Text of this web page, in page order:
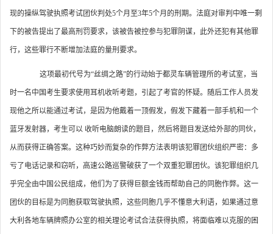
现的操纵驾驶执照考试团伙判处5个月至3年5个月的刑期。法庭对审判中唯一剩
下的被告提出了最高刑罚要求，该被告被控参与犯罪阴谋，此外还犯有其他罪
行，这些罪行不断增加法庭的量刑要求。
这项最初代号为“丝绸之路”的行动始于都灵车辆管理所的考试室，当
时一名中国考生要求使用耳机收听考题，引起了考官的怀疑。随后工作人员发
现他之所以能通过考试，是因为他戴着一顶假发，假发下藏着一部手机和一个
蓝牙发射器，考生可以 收听电脑朗读的题目，然后将题目发送给外部的同伙，
从而获得正确答案。这种巧妙而复杂的作弊方法表明该犯罪团伙组织严密：多
亏了电话记录和窃听，高速公路巡警破获了一个双重犯罪团伙。该犯罪组织几
乎完全由中国公民组成，他们为了获得巨额金钱而帮助自己的同胞作弊。这一
团伙的目标是为同胞获取驾驶执照，这些同胞几乎不懂意大利语，如果通过意
大利各地车辆牌照办公室的相关理论考试合法获得执照，将面临难以克服的困